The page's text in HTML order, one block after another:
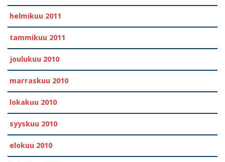
helmikuu 2011
tammikuu 2011
joulukuu 2010
marraskuu 2010
lokakuu 2010
syyskuu 2010
elokuu 2010